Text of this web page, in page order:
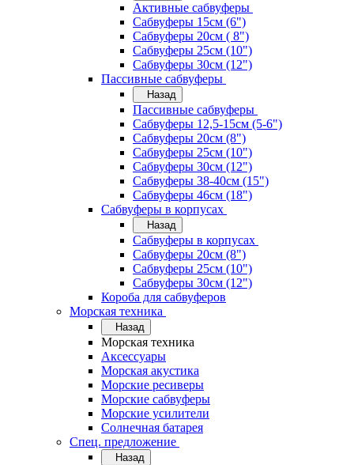
Активные сабвуферы
Сабвуферы 15см (6")
Сабвуферы 20см ( 8")
Сабвуферы 25см (10")
Сабвуферы 30см (12")
Пассивные сабвуферы
Назад
Пассивные сабвуферы
Сабвуферы 12,5-15см (5-6")
Сабвуферы 20см (8")
Сабвуферы 25см (10")
Сабвуферы 30см (12")
Сабвуферы 38-40см (15")
Сабвуферы 46см (18")
Сабвуферы в корпусах
Назад
Сабвуферы в корпусах
Сабвуферы 20см (8")
Сабвуферы 25см (10")
Сабвуферы 30см (12")
Короба для сабвуферов
Морская техника
Назад
Морская техника
Аксессуары
Морская акустика
Морские ресиверы
Морские сабвуферы
Морские усилители
Солнечная батарея
Спец. предложение
Назад